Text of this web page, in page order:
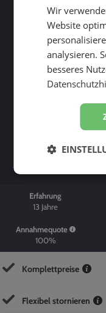
Erfahrung
13 Jahre
Annahmequote
100%
Komplettpreise
Flexibel stornieren
Wir
Website
analysieren.
besseres